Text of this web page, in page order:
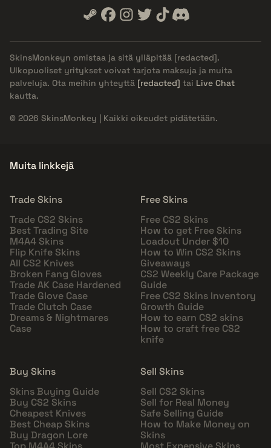
SkinsMonkeyn omistaa ja sitä ylläpitää [redacted].
Ulkopuoliset yritykset voivat tarjota maksuja ja muita
palveluja. Ota meihin yhteyttä [redacted] tai Live Chat
kautta.
© 2026 SkinsMonkey | Kaikki oikeudet pidätetään.
Muita linkkejä
Trade Skins
Trade CS2 Skins
Best Trading Site
M4A4 Skins
Flip Knife Skins
All CS2 Knives
Broken Fang Gloves
Trade AK Case Hardened
Trade Glove Case
Trade Clutch Case
Dreams & Nightmares
Case
Free Skins
Free CS2 Skins
How to get Free Skins
Loadout Under $10
How to Win CS2 Skins
Giveaways
CS2 Weekly Care Package
Guide
Free CS2 Skins Inventory
Growth Guide
How to earn CS2 skins
How to craft free CS2
knife
Buy Skins
Skins Buying Guide
Buy CS2 Skins
Cheapest Knives
Best Cheap Skins
Buy Dragon Lore
Sell Skins
Sell CS2 Skins
Sell for Real Money
Safe Selling Guide
How to Make Money on
Skins